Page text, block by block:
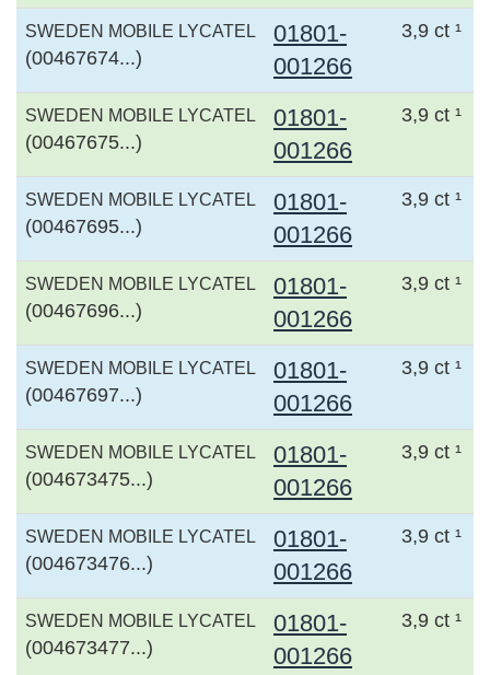
SWEDEN MOBILE LYCATEL
(00467674...)
01801-
001266
3,9 ct ¹
SWEDEN MOBILE LYCATEL
(00467675...)
01801-
001266
3,9 ct ¹
SWEDEN MOBILE LYCATEL
(00467695...)
01801-
001266
3,9 ct ¹
SWEDEN MOBILE LYCATEL
(00467696...)
01801-
001266
3,9 ct ¹
SWEDEN MOBILE LYCATEL
(00467697...)
01801-
001266
3,9 ct ¹
SWEDEN MOBILE LYCATEL
(004673475...)
01801-
001266
3,9 ct ¹
SWEDEN MOBILE LYCATEL
(004673476...)
01801-
001266
3,9 ct ¹
SWEDEN MOBILE LYCATEL
(004673477...)
01801-
001266
3,9 ct ¹